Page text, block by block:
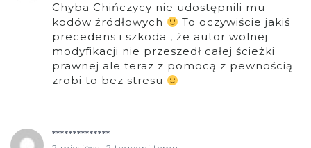
Chyba Chińczycy nie udostępnili mu
kodów źródłowych
To oczywiście jakiś
precedens i szkoda , że autor wolnej
modyfikacji nie przeszedł całej ścieżki
prawnej ale teraz z pomocą z pewnością
zrobi to bez stresu
**************